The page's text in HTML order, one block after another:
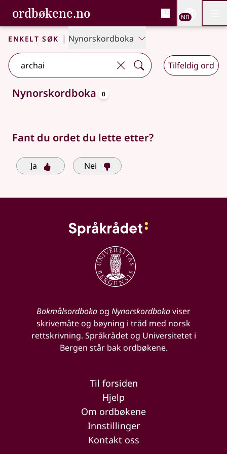
Gå til hovedinnhold
Tilgjengelighet
ordbøkene.no, Bokmålsordboka og
Bokmålsordboka og Nynorskordboka
NB
Enkelt søk | Nynorskordboka
Tilfeldig ord
Søkeforslag tilgjengelige
Nynorskordboka 0
Fant du ordet du lette etter?
Ja Nei
Bokmålsordbokaog Nynorskordbokaviser
skrivemåte og bøyning i tråd med norsk
rettskrivning. Språkrådet og Universitetet i
Bergen står bak ordbøkene.
Til forsiden
Hjelp
Om ordbøkene
Innstillinger
Kontakt oss